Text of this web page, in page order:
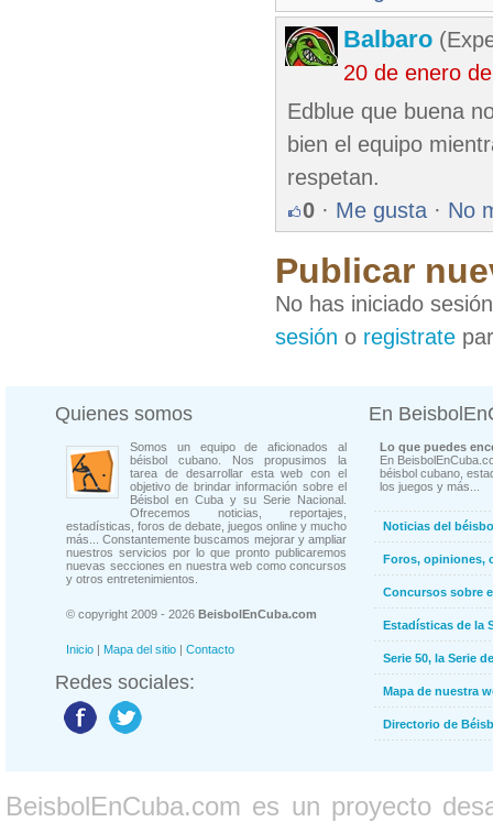
Balbaro
20 de enero
Edblue que buena
bien el equipo
respetan.
0 · Me gusta · No
Publicar
No has iniciado
sesión o registrate
Quienes somos
Somos un equipo de aficionados al
béisbol cubano. Nos propusimos la
tarea de desarrollar esta web con el
objetivo de brindar información sobre el
Béisbol en Cuba y su Serie Nacional.
Ofrecemos noticias, reportajes,
estadísticas, foros de debate, juegos online y mucho
más... Constantemente buscamos mejorar y ampliar
nuestros servicios por lo que pronto publicaremos
nuevas secciones en nuestra web como concursos
y otros entretenimientos.
© copyright 2009 - 2026 BeisbolEnCuba.com
Inicio | Mapa del sitio | Contacto
Redes sociales:
En
Lo que puedes
En
béisbol cubano,
los juegos y más...
Noticias del
Foros, opiniones,
Concursos sobre
Estadísticas de la
Serie 50, la Serie
Mapa de nuestra
Directorio de
BeisbolEnCuba.com es un proyecto